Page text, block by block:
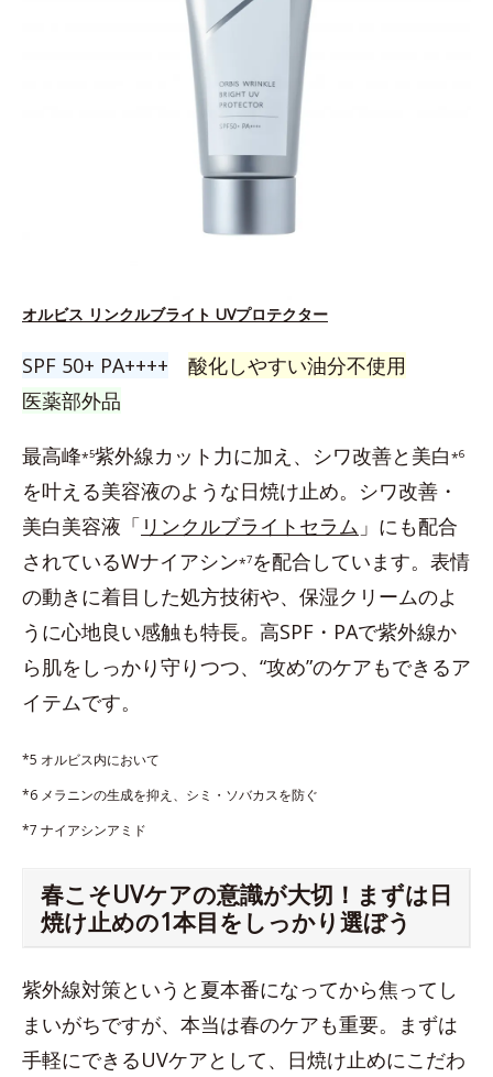
オルビス リンクルブライト UVプロテクター
SPF 50+ PA++++
酸化しやすい油分不使用
医薬部外品
最高峰*5紫外線カット力に加え、シワ改善と美白*6
を叶える美容液のような日焼け止め。シワ改善・
美白美容液「 リンクルブライトセラム 」にも配合
されているWナイアシン*7を配合しています。表情
の動きに着目した処方技術や、保湿クリームのよ
うに心地良い感触も特長。高SPF・PAで紫外線か
ら肌をしっかり守りつつ、“攻め”のケアもできるア
イテムです。
*5 オルビス内において
*6 メラニンの生成を抑え、シミ・ソバカスを防ぐ
*7 ナイアシンアミド
​春こそUVケアの意識が大切！まずは日
焼け止めの1本目をしっかり選ぼう
紫外線対策というと夏本番になってから焦ってし
まいがちですが、本当は春のケアも重要。まずは
手軽にできるUVケアとして、日焼け止めにこだわ